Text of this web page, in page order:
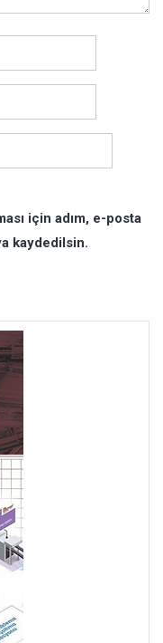
için adım, e-posta
kaydedilsin.